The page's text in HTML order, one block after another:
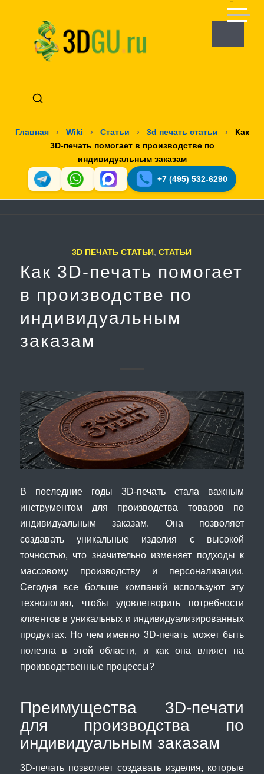
Главная › Wiki › Статьи › 3d печать статьи ›
Как
3D-печать помогает в производстве по
индивидуальным заказам
+7 (495) 532-6290
3D ПЕЧАТЬ СТАТЬИ,СТАТЬИ
Как 3D-печать помогает
в производстве по
индивидуальным
заказам
В последние годы 3D-печать стала важным
инструментом для производства товаров по
индивидуальным заказам. Она позволяет
создавать уникальные изделия с высокой
точностью, что значительно изменяет подходы к
массовому производству и персонализации.
Сегодня все больше компаний используют эту
технологию, чтобы удовлетворить потребности
клиентов в уникальных и индивидуализированных
продуктах. Но чем именно 3D-печать может быть
полезна в этой области, и как она влияет на
производственные процессы?
Преимущества 3D-печати
для производства по
индивидуальным заказам
3D-печать позволяет создавать изделия, которые